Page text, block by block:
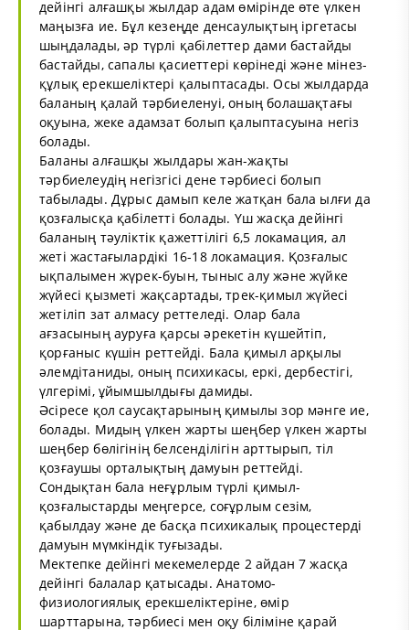
дейінгі алғашқы жылдар адам өмірінде өте үлкен
маңызға ие. Бұл кезеңде денсаулықтың іргетасы
шыңдалады, әр түрлі қабілеттер дами бастайды
бастайды, сапалы қасиеттері көрінеді және мінез-
құлық ерекшеліктері қалыптасады. Осы жылдарда
баланың қалай тәрбиеленуі, оның болашақтағы
оқуына, жеке адамзат болып қалыптасуына негіз
болады.
Баланы алғашқы жылдары жан-жақты
тәрбиелеудің негізгісі дене тәрбиесі болып
табылады. Дұрыс дамып келе жатқан бала ылғи да
қозғалысқа қабілетті болады. Үш жасқа дейінгі
баланың тәуліктік қажеттілігі 6,5 локамация, ал
жеті жастағылардікі 16-18 локамация. Қозғалыс
ықпалымен жүрек-буын, тыныс алу және жүйке
жүйесі қызметі жақсартады, трек-қимыл жүйесі
жетіліп зат алмасу реттеледі. Олар бала
ағзасының ауруға қарсы әрекетін күшейтіп,
қорғаныс күшін реттейді. Бала қимыл арқылы
әлемдітаниды, оның психикасы, еркі, дербестігі,
үлгерімі, ұйымшылдығы дамиды.
Әсіресе қол саусақтарының қимылы зор мәнге ие,
болады. Мидың үлкен жарты шеңбер үлкен жарты
шеңбер бөлігінің белсенділігін арттырып, тіл
қозғаушы орталықтың дамуын реттейді.
Сондықтан бала неғұрлым түрлі қимыл-
қозғалыстарды меңгерсе, соғұрлым сезім,
қабылдау және де басқа психикалық процестерді
дамуын мүмкіндік туғызады.
Мектепке дейінгі мекемелерде 2 айдан 7 жасқа
дейінгі балалар қатысады. Анатомо-
физиологиялық ерекшеліктеріне, өмір
шарттарына, тәрбиесі мен оқу біліміне қарай